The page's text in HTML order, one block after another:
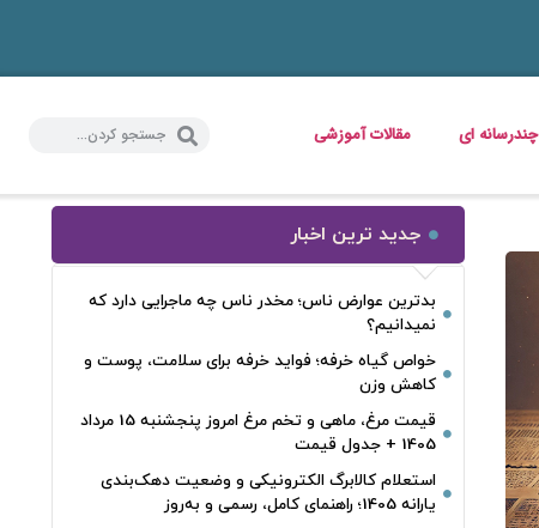
چندرسانه ای مقالات آموزشی
جدید ترین اخبار
بدترین عوارض ناس؛ مخدر ناس چه ماجرایی دارد که
نمیدانیم؟
خواص گیاه خرفه؛ فواید خرفه برای سلامت، پوست و
کاهش وزن
قیمت مرغ، ماهی و تخم مرغ امروز پنجشنبه 15 مرداد
1405 + جدول قیمت
استعلام کالابرگ الکترونیکی و وضعیت دهک‌بندی
یارانه 1405؛ راهنمای کامل، رسمی و به‌روز